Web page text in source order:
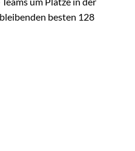
besten 128